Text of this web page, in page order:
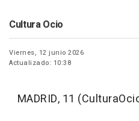
Cultura Ocio
Viernes, 12 junio 2026
Actualizado: 10:38
MADRID, 11